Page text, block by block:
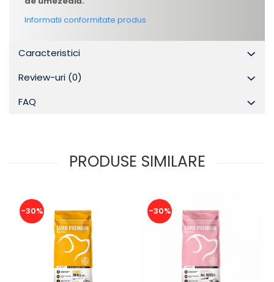
Informatii conformitate produs
Caracteristici
Review-uri (0)
FAQ
PRODUSE SIMILARE
-30% -30%